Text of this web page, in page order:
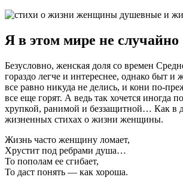
Я в этом мире не случайно
Безусловно, женская доля со времен
гораздо легче и интереснее, однако быт и
все равно никуда не делись, и кони по-
все еще горят. А ведь так хочется иногда
хрупкой, ранимой и беззащитной… Как в
жизненных стихах о жизни женщины.
Жизнь часто женщину ломает,
Хрустит под ребрами душа…
То пополам ее сгибает,
То даст понять — как хороша.